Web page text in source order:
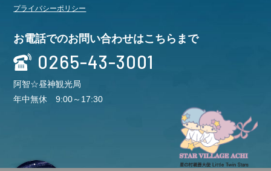
プライバシーポリシー
お電話でのお問い合わせはこちらまで
0265-43-3001
阿智☆昼神観光局
年中無休 9:00～17:30